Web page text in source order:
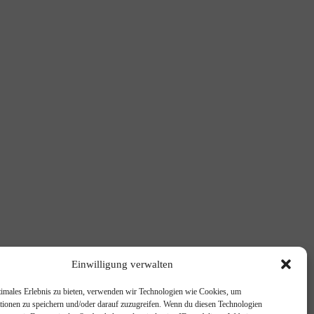
Einwilligung verwalten
Erlebnis zu bieten, verwenden wir Technologien wie Cookies, um
zu speichern und/oder darauf zuzugreifen. Wenn du diesen Technologien